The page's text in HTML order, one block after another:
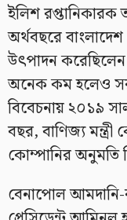
ইলিশ
অর্থবছরে
উৎপাদন
অনেক কম হলেও
বিবেচনায় ২০১৯
বছর, বাণিজ্য
কোম্পানির অনুমতি
বেনাপোল